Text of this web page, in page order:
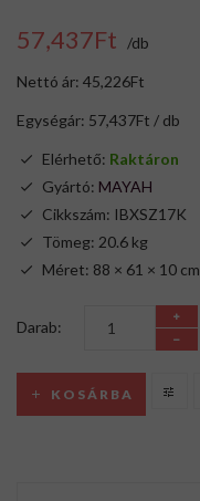
57,437Ft /db
Nettó ár: 45,226Ft
Egységár: 57,437Ft / db
Elérhető: Raktáron
Gyártó: MAYAH
Cikkszám: IBXSZ17K
Tömeg: 20.6 kg
Méret: 88 × 61 × 10 cm
Darab:
KOSÁRBA